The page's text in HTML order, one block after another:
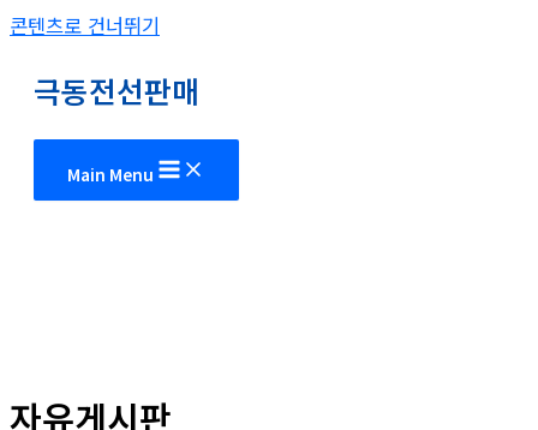
콘텐츠로 건너뛰기
극동전선판매
Main Menu
자유게시판